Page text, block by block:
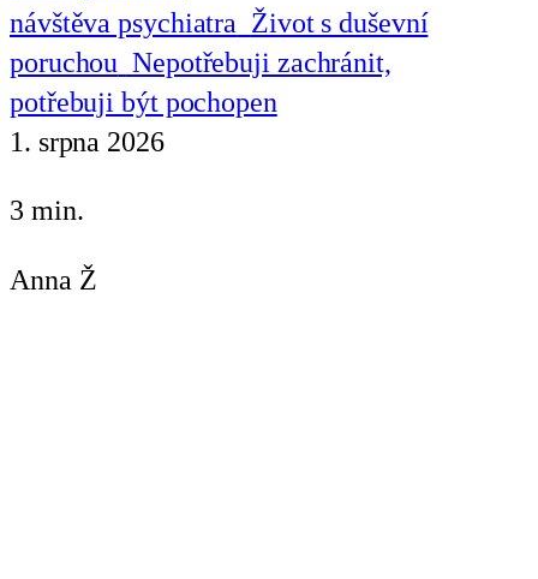
návštěva psychiatra Život s duševní
poruchou Nepotřebuji zachránit,
potřebuji být pochopen
1. srpna 2026
3 min.
Anna Ž